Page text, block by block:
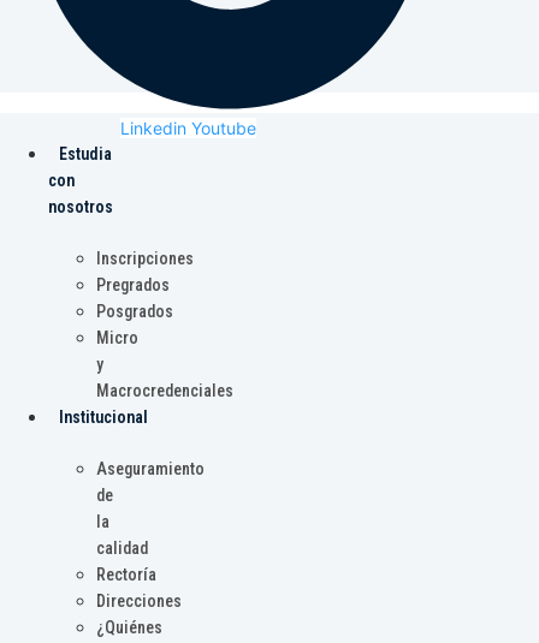
Linkedin Youtube
Estudia
con
nosotros
Inscripciones
Pregrados
Posgrados
Micro
y
Macrocredenciales
Institucional
Aseguramiento
de
la
calidad
Rectoría
Direcciones
¿Quiénes